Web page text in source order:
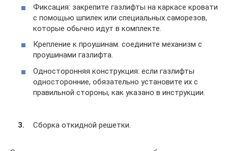
Фиксация: закрепите газлифты на каркасе кровати
с помощью шпилек или специальных саморезов,
которые обычно идут в комплекте.
Крепление к проушинам: соедините механизм с
проушинами газлифта.
Односторонняя конструкция: если газлифты
односторонние, обязательно установите их с
правильной стороны, как указано в инструкции.
Сборка откидной решетки.